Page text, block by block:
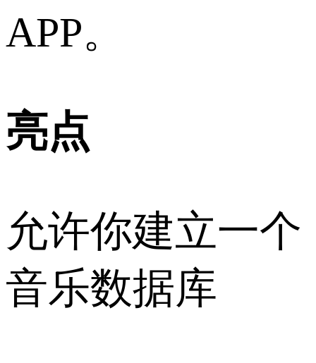
APP。
亮点
允许你建立一个
音乐数据库